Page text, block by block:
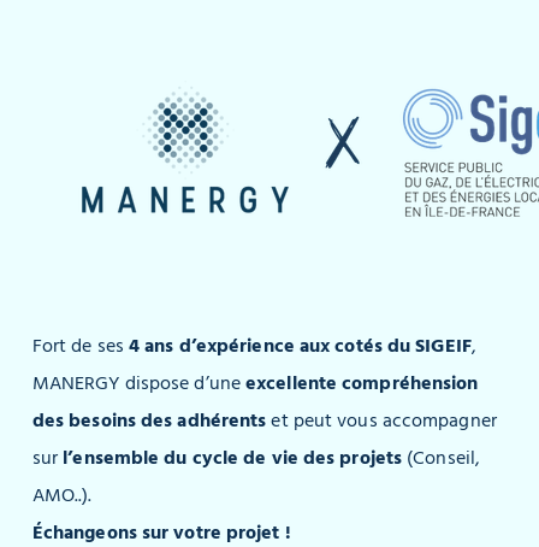
Fort de ses4 ans d’expérience aux cotés du SIGEIF,
MANERGY dispose d’uneexcellente compréhension
des besoins des adhérents et peut vous accompagner
sur l’ensemble du cycle de vie des projets (Conseil,
AMO..).
Échangeons sur votre projet !